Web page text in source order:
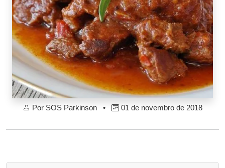
Por SOS Parkinson • 01 de novembro de 2018